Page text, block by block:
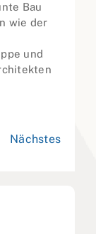
Bau
wie der
und
Nächstes